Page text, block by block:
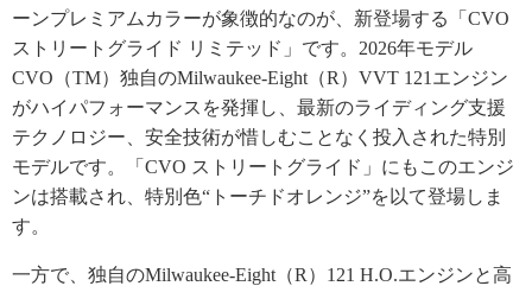
ーンプレミアムカラーが象徴的なのが、新登場する「CVO
ストリートグライド リミテッド」です。2026年モデル
CVO（TM）独自のMilwaukee-Eight（R）VVT 121エンジン
がハイパフォーマンスを発揮し、最新のライディング支援
テクノロジー、安全技術が惜しむことなく投入された特別
モデルです。「CVO ストリートグライド」にもこのエンジ
ンは搭載され、特別色“トーチドオレンジ”を以て登場しま
す。
一方で、独自のMilwaukee-Eight（R）121 H.O.エンジンと高